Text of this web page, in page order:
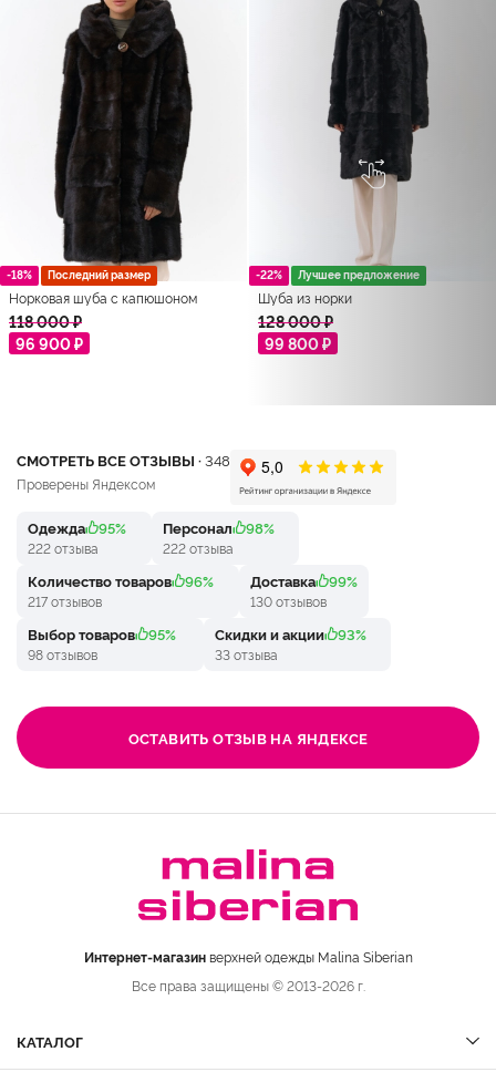
-18% Последний размер
Норковая шуба с капюшоном
118 000 ₽
96 900 ₽
-22% Лучшее предложение
Шуба из норки
128 000 ₽
99 800 ₽
СМОТРЕТЬ ВСЕ ОТЗЫВЫ ·348
Проверены Яндексом
Одежда 95%
222 отзыва
Персонал 98%
222 отзыва
Количество товаров 96%
217 отзывов
Доставка 99%
130 отзывов
Выбор товаров 95%
98 отзывов
Скидки и акции 93%
33 отзыва
ОСТАВИТЬ ОТЗЫВ НА ЯНДЕКСЕ
Интернет-магазинверхней одежды Malina Siberian
Все права защищены © 2013-2026 г.
КАТАЛОГ